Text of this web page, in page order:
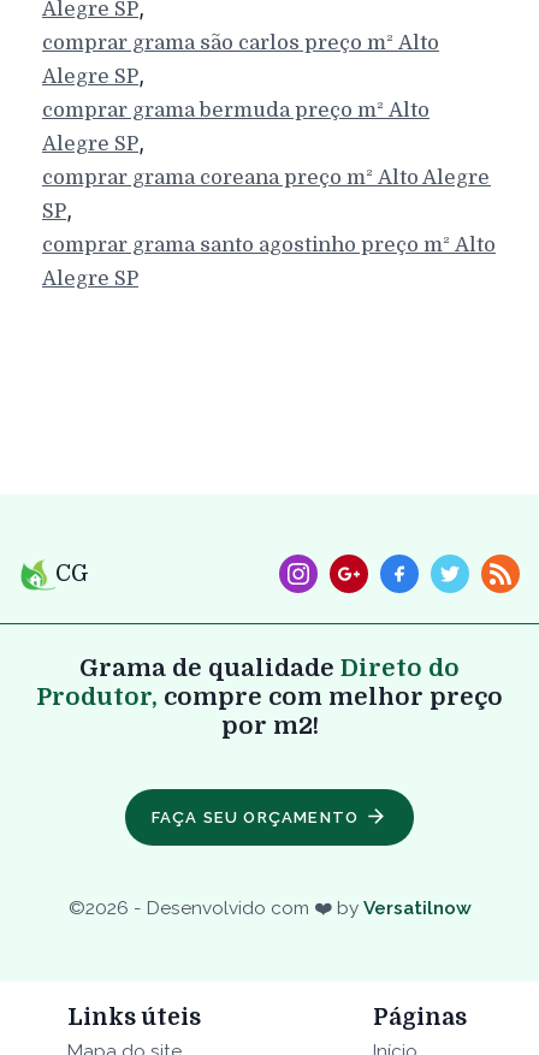
Alegre SP,
comprar grama são carlos preço m² Alto
Alegre SP,
comprar grama bermuda preço m² Alto
Alegre SP,
comprar grama coreana preço m² Alto Alegre
SP,
comprar grama santo agostinho preço m² Alto
Alegre SP
CG
Grama de qualidade Direto do
Produtor, compre com melhor preço
por m2!
FAÇA SEU ORÇAMENTO
©2026 - Desenvolvido com ❤️ by Versatilnow
Links úteis Páginas